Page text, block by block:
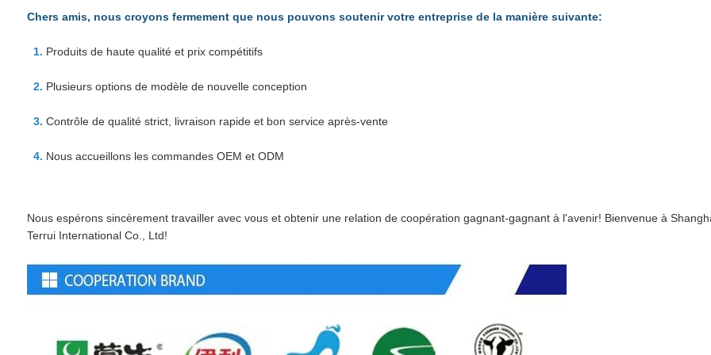
Chers amis, nous croyons fermement que nous pouvons soutenir votre entreprise de la manière suivante:
Produits de haute qualité et prix compétitifs
Plusieurs options de modèle de nouvelle conception
Contrôle de qualité strict, livraison rapide et bon service après-vente
Nous accueillons les commandes OEM et ODM
Nous espérons sincèrement travailler avec vous et obtenir une relation de coopération gagnant-gagnant à l'avenir! Bienvenue à
Terrui International Co., Ltd!